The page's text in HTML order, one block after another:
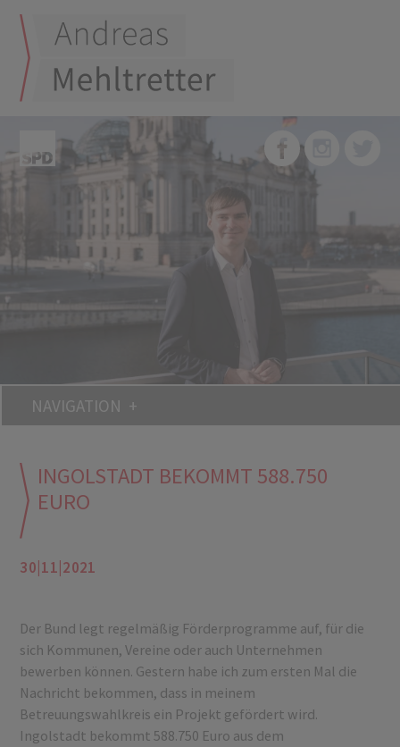
NAVIGATION
INGOLSTADT BEKOMMT 588.750
EURO
30|11|2021
Der Bund legt regelmäßig Förderprogramme auf, für die
sich Kommunen, Vereine oder auch Unternehmen
bewerben können. Gestern habe ich zum ersten Mal die
Nachricht bekommen, dass in meinem
Betreuungswahlkreis ein Projekt gefördert wird.
Ingolstadt bekommt 588.750 Euro aus dem